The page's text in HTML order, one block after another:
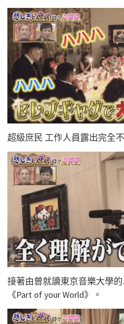
超級庶民 工作人員露出完全
接著由曾就讀東京音樂大學
《Part of your World》。